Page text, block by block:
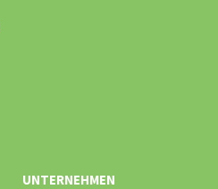
UNTERNEHMEN